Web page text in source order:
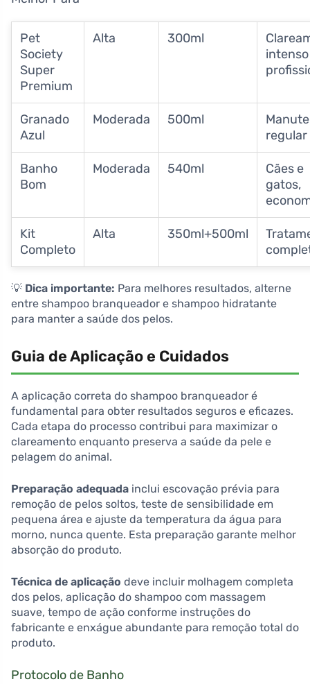
Pet
Society
Super
Premium
Alta 300ml
intenso
Granado
Azul
Moderada 500ml
regular
Banho
Bom
Moderada 540ml
Cães e
gatos,
Kit
Completo
Alta 350ml+500ml
💡 Dica importante: Para melhores resultados, alterne
entre shampoo branqueador e shampoo hidratante
para manter a saúde dos pelos.
Guia de Aplicação e Cuidados
A aplicação correta do shampoo branqueador é
fundamental para obter resultados seguros e eficazes.
Cada etapa do processo contribui para maximizar o
clareamento enquanto preserva a saúde da pele e
pelagem do animal.
Preparação adequada inclui escovação prévia para
remoção de pelos soltos, teste de sensibilidade em
pequena área e ajuste da temperatura da água para
morno, nunca quente. Esta preparação garante melhor
absorção do produto.
Técnica de aplicação deve incluir molhagem completa
dos pelos, aplicação do shampoo com massagem
suave, tempo de ação conforme instruções do
fabricante e enxágue abundante para remoção total do
produto.
Protocolo de Banho